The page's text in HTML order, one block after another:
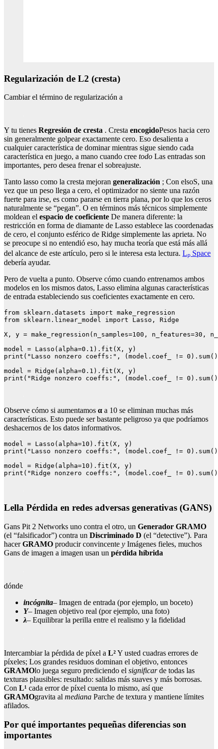
Regularización de L2 (cresta)
Cambiar el término de regularización a
Y tu tienes Regresión de cresta . Cresta encogidoPesos hacia cero
sin generalmente golpear exactamente cero. Eso desalienta a
cualquier característica de dominar mientras sigue siendo cada
característica en juego, a mano cuando cree todo Las entradas son
importantes, pero desea frenar el sobreajuste.
Tanto lasso como la cresta mejoran generalización ; Con elsoS, una
vez que un peso llega a cero, el optimizador no siente una razón
fuerte para irse, es como pararse en tierra plana, por lo que los ceros
naturalmente se “pegan”. O en términos más técnicos simplemente
moldean el espacio de coeficiente De manera diferente: la
restricción en forma de diamante de Lasso establece las coordenadas
de cero, el conjunto esférico de Ridge simplemente las aprieta. No
se preocupe si no entendió eso, hay mucha teoría que está más allá
del alcance de este artículo, pero si le interesa esta lectura. Lₚ Space
debería ayudar.
Pero de vuelta a punto. Observe cómo cuando entrenamos ambos
modelos en los mismos datos, Lasso elimina algunas características
de entrada estableciendo sus coeficientes exactamente en cero.
from sklearn.datasets import make_regression
from sklearn.linear_model import Lasso, Ridge
X, y = make_regression(n_samples=100, n_features=30,
model = Lasso(alpha=0.1).fit(X, y)
print("Lasso nonzero coeffs:", (model.coef_ !=
model = Ridge(alpha=0.1).fit(X, y)
print("Ridge nonzero coeffs:", (model.coef_ !=
Observe cómo si aumentamos α a 10 se eliminan muchas más
características. Esto puede ser bastante peligroso ya que podríamos
deshacernos de los datos informativos.
model = Lasso(alpha=10).fit(X, y)
print("Lasso nonzero coeffs:", (model.coef_ !=
model = Ridge(alpha=10).fit(X, y)
print("Ridge nonzero coeffs:", (model.coef_ !=
Lella Pérdida en redes adversas generativas (GANS)
Gans Pit 2 Networks uno contra el otro, un Generador GRAMO
(el “falsificador”) contra un Discriminado D (el “detective”). Para
hacerGRAMO producir convincente y Imágenes fieles, muchos
Gans de imagen a imagen usan un pérdida híbrida
dónde
incógnita– Imagen de entrada (por ejemplo, un boceto)
Y– Imagen objetivo real (por ejemplo, una foto)
λ– Equilibrar la perilla entre el realismo y la fidelidad
Intercambiar la pérdida de píxel a L²Y usted cuadras errores de
píxeles; Los grandes residuos dominan el objetivo, entonces
GRAMOlo juega seguro prediciendo el significarde todas las
texturas plausibles: resultado: salidas más suaves y más borrosas.
Con L¹ cada error de píxel cuenta lo mismo, así que
GRAMOgravita al mediana Parche de textura y mantiene límites
afilados.
Por qué importantes pequeñas diferencias son
importantes